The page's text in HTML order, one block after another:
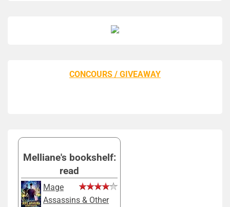
CONCOURS / GIVEAWAY
Melliane's bookshelf:
read
Mage
Assassins & Other